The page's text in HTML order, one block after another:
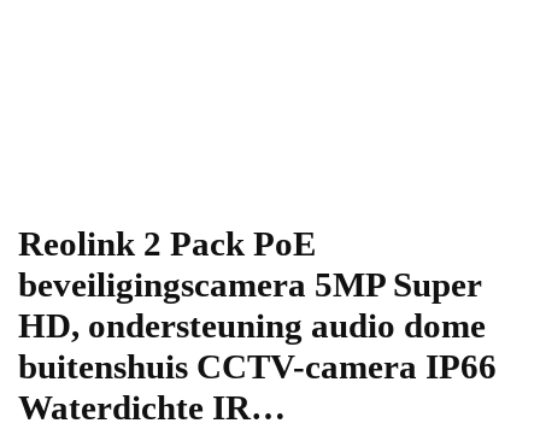
Reolink 2 Pack PoE
beveiligingscamera 5MP Super
HD, ondersteuning audio dome
buitenshuis CCTV-camera IP66
Waterdichte IR…